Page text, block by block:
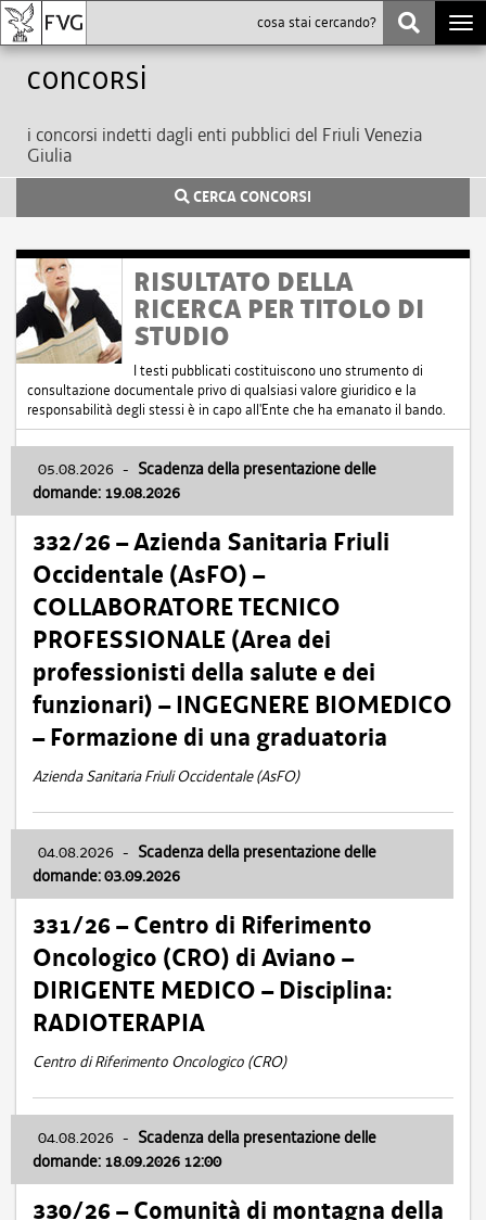
Concorsi
i concorsi indetti dagli enti pubblici del Friuli Venezia
Giulia
CERCA CONCORSI
RISULTATO DELLA
RICERCA PER TITOLO DI
STUDIO
I testi pubblicati costituiscono uno strumento di
consultazione documentale privo di qualsiasi valore giuridico e la
responsabilità degli stessi è in capo all'Ente che ha emanato il bando.
05.08.2026 - Scadenza della presentazione delle
domande: 19.08.2026
332/26 – Azienda Sanitaria Friuli
Occidentale (AsFO) –
COLLABORATORE TECNICO
PROFESSIONALE (Area dei
professionisti della salute e dei
funzionari) – INGEGNERE BIOMEDICO
– Formazione di una graduatoria
Azienda Sanitaria Friuli Occidentale (AsFO)
04.08.2026 - Scadenza della presentazione delle
domande: 03.09.2026
331/26 – Centro di Riferimento
Oncologico (CRO) di Aviano –
DIRIGENTE MEDICO – Disciplina:
RADIOTERAPIA
Centro di Riferimento Oncologico (CRO)
04.08.2026 - Scadenza della presentazione delle
domande: 18.09.2026 12:00
330/26 – Comunità di montagna della